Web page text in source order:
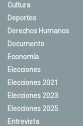
Cultura
Deportes
Derechos Humanos
Documento
Economía
Elecciones
Elecciones 2021
Elecciones 2023
Elecciones 2025
Entrevista